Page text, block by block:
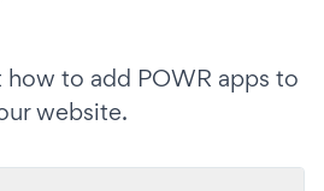
how to add POWR apps to
website.